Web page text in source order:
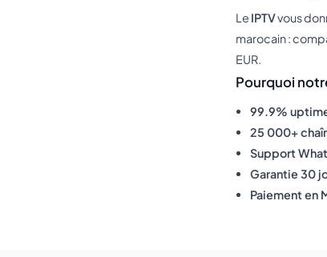
Le IPTVvous
marocain :
EUR.
Pourquoi
99.9%
25 000+
Support
Garantie 30
Paiement en